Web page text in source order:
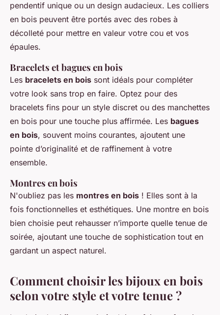
pendentif unique ou un design audacieux. Les colliers
en bois peuvent être portés avec des robes à
décolleté pour mettre en valeur votre cou et vos
épaules.
Bracelets et bagues en bois
Les bracelets en bois sont idéals pour compléter
votre look sans trop en faire. Optez pour des
bracelets fins pour un style discret ou des manchettes
en bois pour une touche plus affirmée. Les bagues
en bois, souvent moins courantes, ajoutent une
pointe d’originalité et de raffinement à votre
ensemble.
Montres en bois
N'oubliez pas les montres en bois ! Elles sont à la
fois fonctionnelles et esthétiques. Une montre en bois
bien choisie peut rehausser n’importe quelle tenue de
soirée, ajoutant une touche de sophistication tout en
gardant un aspect naturel.
Comment choisir les bijoux en bois
selon votre style et votre tenue ?